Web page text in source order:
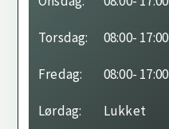
Torsdag: 08:00- 17:00
Fredag: 08:00- 17:00
Lørdag: Lukket